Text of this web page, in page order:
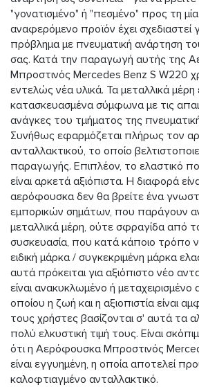
"γονατισμένο" ή "πεσμένο" προς τη
αναφερόμενο προϊόν έχει σχεδιαστεί
πρόβλημα με πνευματική ανάρτηση
σας. Κατά την παραγωγή αυτής της
Μπροστινός Mercedes Benz S W220
εντελώς νέα υλικά. Τα μεταλλικά μέρη
κατασκευασμένα σύμφωνα με τις
ανάγκες του τμήματος της
Συνήθως εφαρμόζεται πλήρως τον
ανταλλακτικού, το οποίο
παραγωγής. Επιπλέον, το ελαστικό
είναι αρκετά αξιόπιστα. Η διαφορά
αερόφουσκα δεν θα βρείτε ένα
εμπορικών σημάτων, που παράγουν
μεταλλικά μέρη, ούτε σφραγίδα από
συσκευασία, που κατά κάποιο τρόπο
ειδική μάρκα / συγκεκριμένη μάρκα
αυτά πρόκειται για αξιόπιστο νέο
είναι ανακυκλωμένο ή μεταχειρισμένο
οποίου η ζωή και η αξιοπιστία είναι
τους χρήστες βασίζονται σ' αυτά τα
πολύ ελκυστική τιμή τους. Είναι
ότι η Aερόφουσκα Μπροστινός
είναι εγγυημένη, η οποία αποτελεί
καλοφτιαγμένο ανταλλακτικό.